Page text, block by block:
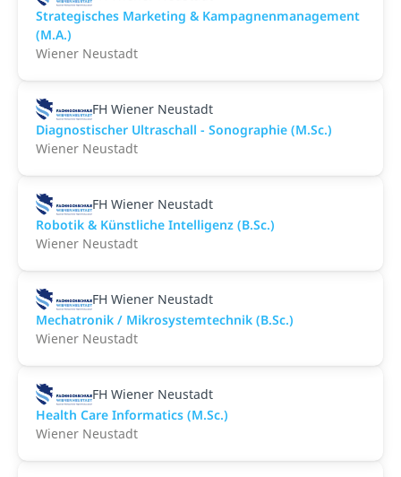
Strategisches Marketing & Kampagnenmanagement
(M.A.)
Wiener Neustadt
FH Wiener Neustadt
Diagnostischer Ultraschall - Sonographie (M.Sc.)
Wiener Neustadt
FH Wiener Neustadt
Robotik & Künstliche Intelligenz (B.Sc.)
Wiener Neustadt
FH Wiener Neustadt
Mechatronik / Mikrosystemtechnik (B.Sc.)
Wiener Neustadt
FH Wiener Neustadt
Health Care Informatics (M.Sc.)
Wiener Neustadt